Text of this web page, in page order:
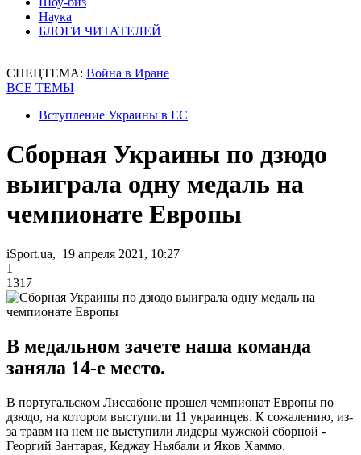
Наука
БЛОГИ ЧИТАТЕЛЕЙ
СПЕЦТЕМА: Война в Иране
ВСЕ ТЕМЫ
Вступление Украины в ЕС
Сборная Украины по дзюдо
выиграла одну медаль на
чемпионате Европы
iSport.ua, 19 апреля 2021, 10:27
1
1317
В медальном зачете наша команда
заняла 14-е место.
В португальском Лиссабоне прошел чемпионат Европы по
дзюдо, на котором выступили 11 украинцев. К сожалению, из-
за травм на нем не выступили лидеры мужской сборной -
Георгий Зантарая, Кеджау Ньябали и Яков Хаммо.